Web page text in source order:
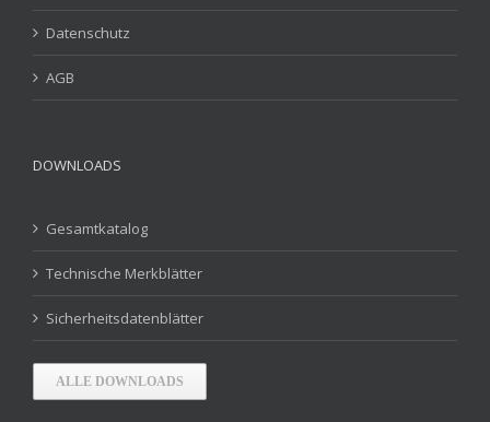
Datenschutz
AGB
DOWNLOADS
Gesamtkatalog
Technische Merkblätter
Sicherheitsdatenblätter
ALLE DOWNLOADS